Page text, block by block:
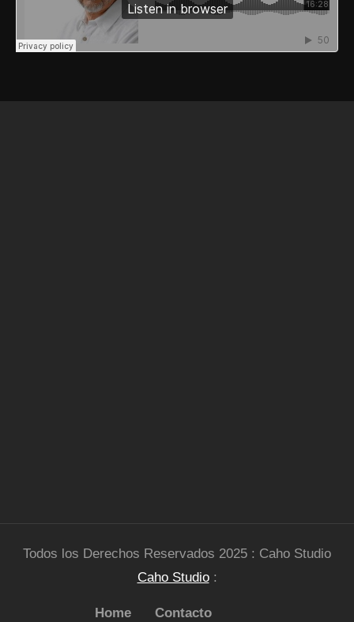
Todos los Derechos Reservados 2025 : Caho Studio
Caho Studio:
Home Contacto